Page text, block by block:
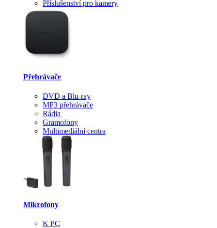
Příslušenství pro kamery
Přehrávače
DVD a Blu-ray
MP3 přehrávače
Rádia
Gramofony
Multimediální centra
Mikrofony
K PC